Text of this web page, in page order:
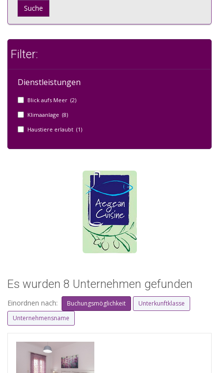
Suche
Filter:
Dienstleistungen
Blick aufs Meer (2)
Klimaanlage (8)
Haustiere erlaubt (1)
Es wurden 8 Unternehmen gefunden
Einordnen nach: Buchungsmöglichkeit
Unterkunftklasse
Unternehmensname